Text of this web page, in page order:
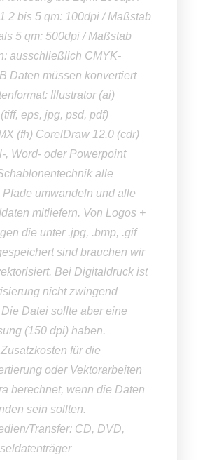
2 bis 5 qm: 100dpi / Maßstab
5 qm: 500dpi / Maßstab
ausschließlich CMYK-
Daten müssen konvertiert
Illustrator (ai)
eps, jpg, psd, pdf)
(fh) CorelDraw 12.0 (cdr)
, Word- oder Powerpoint
alle
Pfade umwandeln und alle
mitliefern. Von Logos +
die unter .jpg, .bmp, .gif
sind brauchen wir
Bei Digitaldruck ist
nicht zwingend
Datei sollte aber eine
(150 dpi) haben.
für die
oder Vektorarbeiten
berechnet, wenn die Daten
sein sollten.
Transfer: CD, DVD,